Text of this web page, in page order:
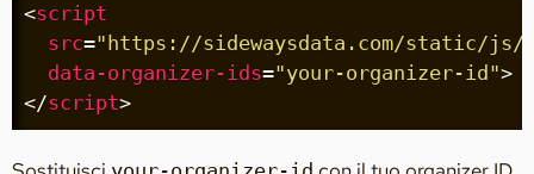
<script
src="https://sidewaysdata.com/static/js/
data-organizer-ids="your-organizer-id">
</script>